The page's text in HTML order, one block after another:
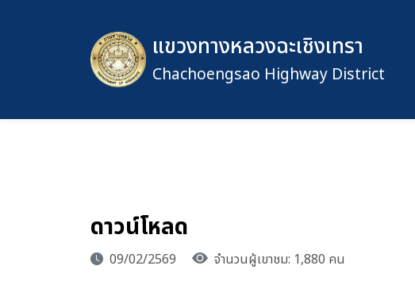
แขวงทางหลวงฉะเชิงเทรา
Chachoengsao Highway District
ดาวน์โหลด
09/02/2569 จำนวนผู้เขาชม: 1,880 คน